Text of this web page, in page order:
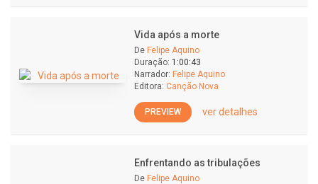
Vida após a morte
De Felipe Aquino
Duração: 1:00:43
Narrador: Felipe Aquino
Editora: Canção Nova
PREVIEW ver detalhes
Enfrentando as tribulações
De Felipe Aquino